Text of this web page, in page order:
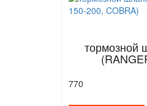
тормозной
770